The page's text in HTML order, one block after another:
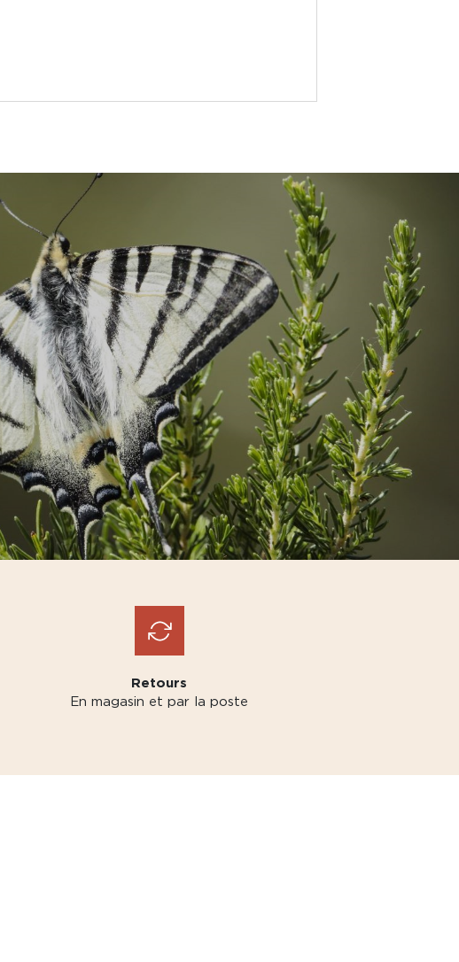
Retours
En magasin et par la poste